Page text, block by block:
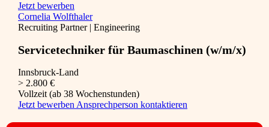
Jetzt bewerben
Cornelia Wolfthaler
Recruiting Partner | Engineering
Servicetechniker für Baumaschinen (w/m/x)
Innsbruck-Land
> 2.800 €
Vollzeit (ab 38 Wochenstunden)
Jetzt bewerben Ansprechperson kontaktieren